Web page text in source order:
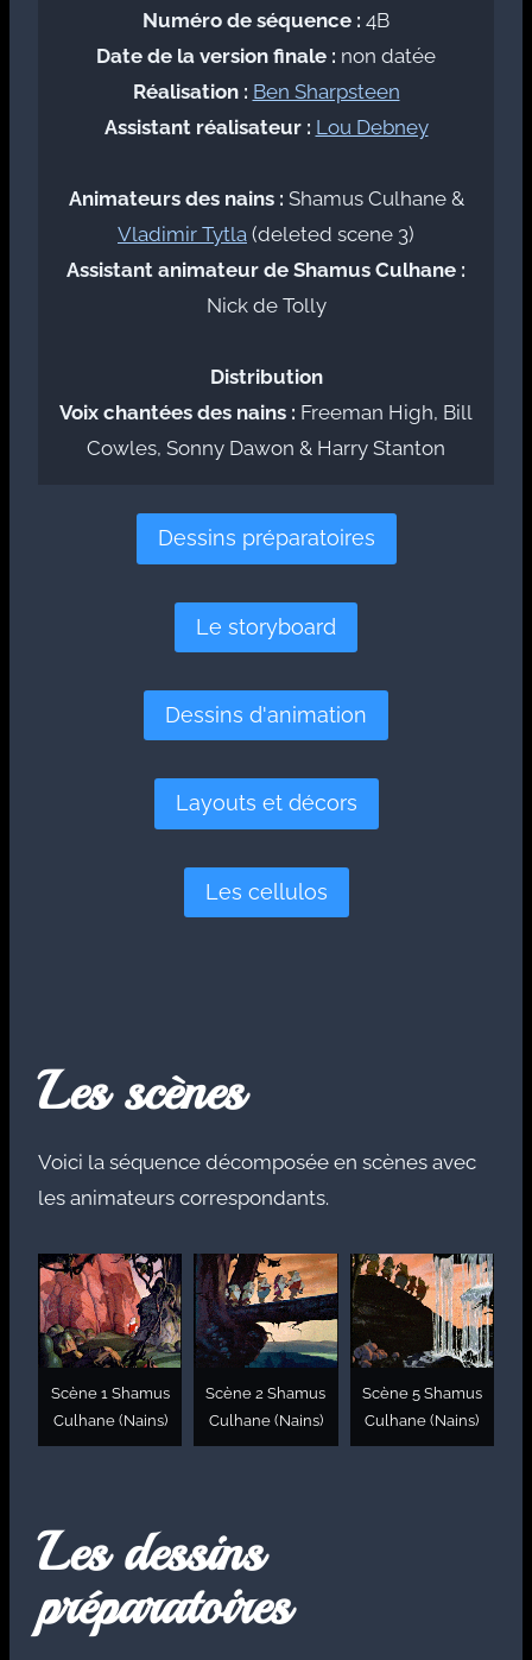
Numéro de séquence : 4B
Date de la version finale : non datée
Réalisation : Ben Sharpsteen
Assistant réalisateur : Lou Debney
Animateurs des nains : Shamus Culhane &
Vladimir Tytla (deleted scene 3)
Assistant animateur de Shamus Culhane :
Nick de Tolly
Distribution
Voix chantées des nains : Freeman High, Bill
Cowles, Sonny Dawon & Harry Stanton
Dessins préparatoires
Le storyboard
Dessins d'animation
Layouts et décors
Les cellulos
Les scènes
Voici la séquence décomposée en scènes avec
les animateurs correspondants.
Scène 1 Shamus
Culhane (Nains)
Scène 2 Shamus
Culhane (Nains)
Scène 5 Shamus
Culhane (Nains)
Les dessins
préparatoires